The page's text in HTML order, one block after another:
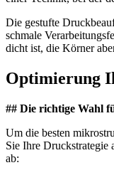
Die gestufte
schmale
dicht ist, die Körner
Optimierung
## Die richtige Wahl
Um die besten
Sie Ihre Druckstrategie
ab: